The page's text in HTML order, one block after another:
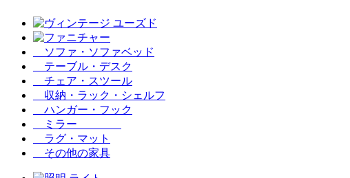
ソファ・ソファベッド
テーブル・デスク
チェア・スツール
収納・ラック・シェルフ
ハンガー・フック
ミラー
ラグ・マット
その他の家具